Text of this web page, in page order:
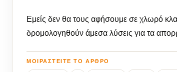
Εμείς δεν θα τους αφήσουμε σε χλωρό
δρομολογηθούν άμεσα λύσεις για τα
ΜΟΙΡΑΣΤΕΊΤΕ ΤΟ ΆΡΘΡΟ